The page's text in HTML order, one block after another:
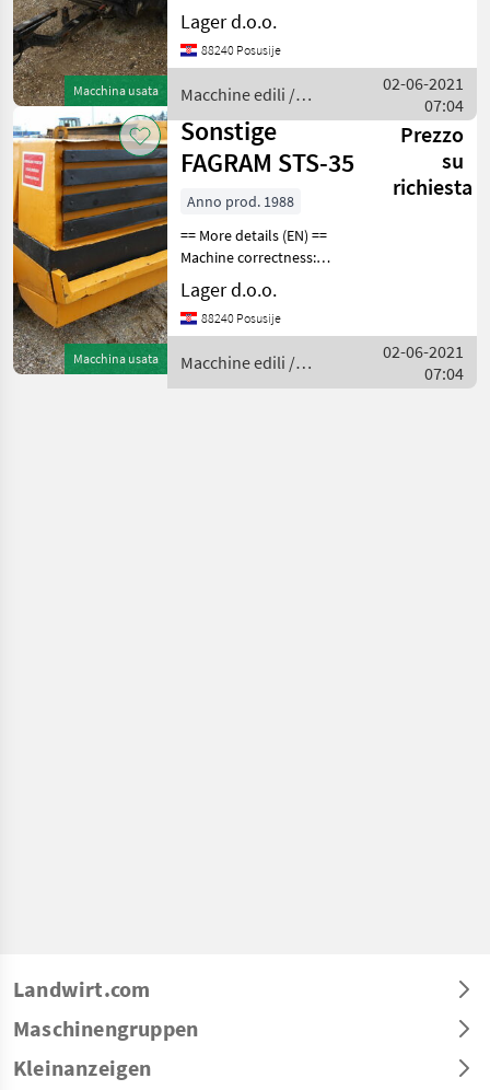
Macchina usata
Correct brand: INGERSOLL-
RAND Kapacitet 3.7m3
Macchine edili Compressori
Lager d.o.o.
88240 Posusije
Macchine edili /
Sonstige
02-06-2021
07:04
Macchina usata
Sonstige
FAGRAM STS-35
Prezzo
su
richiesta
Anno prod. 1988
== More details (EN) ==
Machine correctness:
Correct brand: FAGRAM
Macchine edili Compressori
Lager d.o.o.
88240 Posusije
Macchine edili /
Sonstige
02-06-2021
07:04
Landwirt.com
Maschinengruppen
Kleinanzeigen